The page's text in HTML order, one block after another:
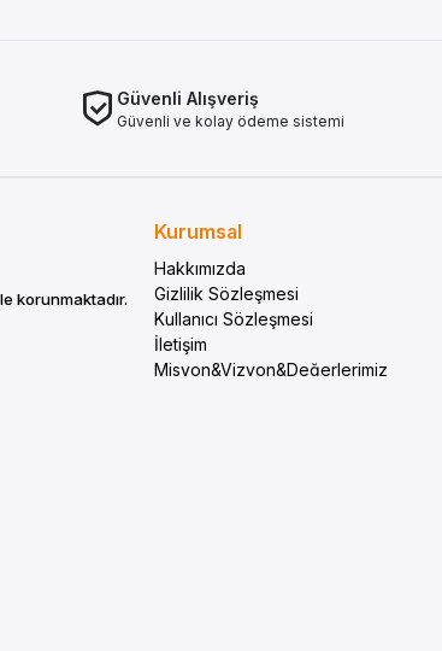
Güvenli Alışveriş
Güvenli ve kolay ödeme sistemi
korunmaktadır.
Kurumsal
Hakkımızda
Gizlilik Sözleşmesi
Kullanıcı Sözleşmesi
İletişim
Misyon&Vizyon&Değerlerimiz